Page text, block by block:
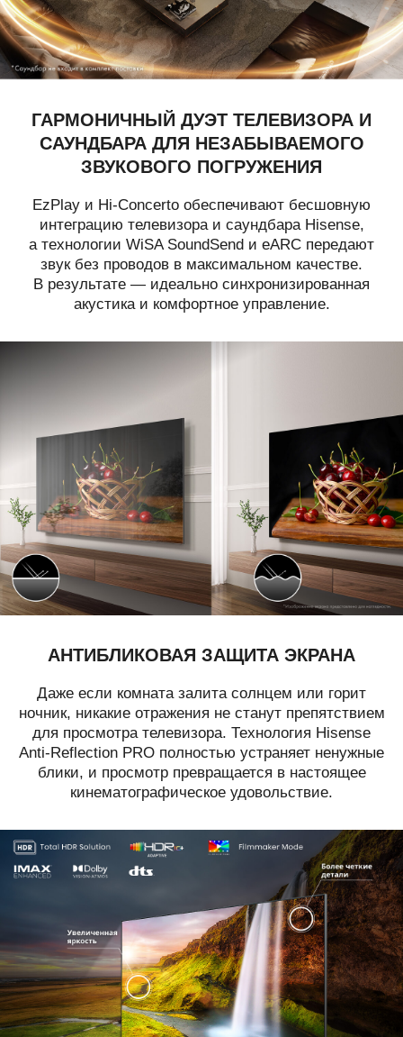
ГАРМОНИЧНЫЙ ДУЭТ ТЕЛЕВИЗОРА И
САУНДБАРА ДЛЯ НЕЗАБЫВАЕМОГО
ЗВУКОВОГО ПОГРУЖЕНИЯ
EzPlay и Hi-Concerto обеспечивают бесшовную
интеграцию телевизора и саундбара Hisense,
а технологии WiSA SoundSend и eARC передают
звук без проводов в максимальном качестве.
В результате — идеально синхронизированная
акустика и комфортное управление.
АНТИБЛИКОВАЯ ЗАЩИТА ЭКРАНА
Даже если комната залита солнцем или горит
ночник, никакие отражения не станутпрепятствием
для просмотра телевизора. Технология Hisense
Anti-Reflection PRO полностью устраняет ненужные
блики, и просмотр превращается в настоящее
кинематографическое удовольствие.